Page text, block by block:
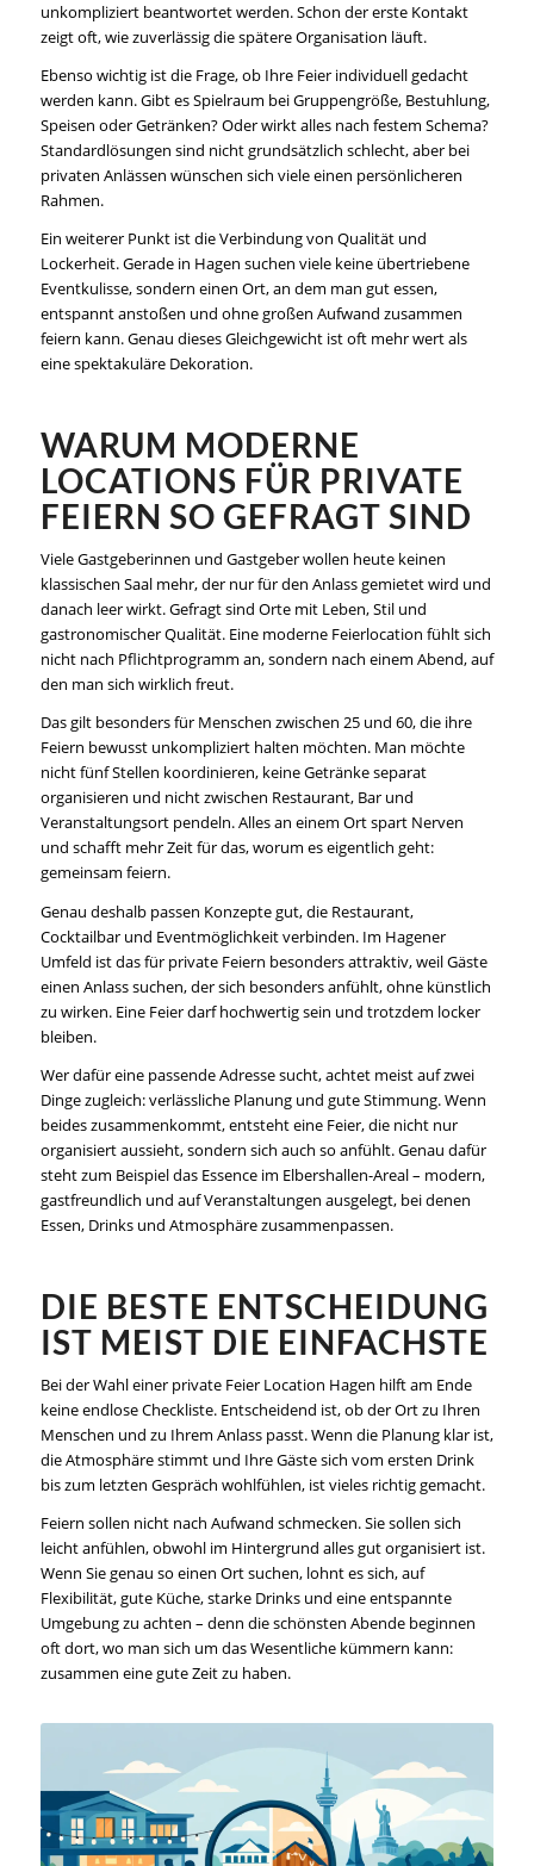
unkompliziert beantwortet werden. Schon der erste Kontakt
zeigt oft, wie zuverlässig die spätere Organisation läuft.
Ebenso wichtig ist die Frage, ob Ihre Feier individuell gedacht
werden kann. Gibt es Spielraum bei Gruppengröße, Bestuhlung,
Speisen oder Getränken? Oder wirkt alles nach festem Schema?
Standardlösungen sind nicht grundsätzlich schlecht, aber bei
privaten Anlässen wünschen sich viele einen persönlicheren
Rahmen.
Ein weiterer Punkt ist die Verbindung von Qualität und
Lockerheit. Gerade in Hagen suchen viele keine übertriebene
Eventkulisse, sondern einen Ort, an dem man gut essen,
entspannt anstoßen und ohne großen Aufwand zusammen
feiern kann. Genau dieses Gleichgewicht ist oft mehr wert als
eine spektakuläre Dekoration.
WARUM MODERNE
LOCATIONS FÜR PRIVATE
FEIERN SO GEFRAGT SIND
Viele Gastgeberinnen und Gastgeber wollen heute keinen
klassischen Saal mehr, der nur für den Anlass gemietet wird und
danach leer wirkt. Gefragt sind Orte mit Leben, Stil und
gastronomischer Qualität. Eine moderne Feierlocation fühlt sich
nicht nach Pflichtprogramm an, sondern nach einem Abend, auf
den man sich wirklich freut.
Das gilt besonders für Menschen zwischen 25 und 60, die ihre
Feiern bewusst unkompliziert halten möchten. Man möchte
nicht fünf Stellen koordinieren, keine Getränke separat
organisieren und nicht zwischen Restaurant, Bar und
Veranstaltungsort pendeln. Alles an einem Ort spart Nerven
und schafft mehr Zeit für das, worum es eigentlich geht:
gemeinsam feiern.
Genau deshalb passen Konzepte gut, die Restaurant,
Cocktailbar und Eventmöglichkeit verbinden. Im Hagener
Umfeld ist das für private Feiern besonders attraktiv, weil Gäste
einen Anlass suchen, der sich besonders anfühlt, ohne künstlich
zu wirken. Eine Feier darf hochwertig sein und trotzdem locker
bleiben.
Wer dafür eine passende Adresse sucht, achtet meist auf zwei
Dinge zugleich: verlässliche Planung und gute Stimmung. Wenn
beides zusammenkommt, entsteht eine Feier, die nicht nur
organisiert aussieht, sondern sich auch so anfühlt. Genau dafür
steht zum Beispiel das Essence im Elbershallen-Areal – modern,
gastfreundlich und auf Veranstaltungen ausgelegt, bei denen
Essen, Drinks und Atmosphäre zusammenpassen.
DIE BESTE ENTSCHEIDUNG
IST MEIST DIE EINFACHSTE
Bei der Wahl einer private Feier Location Hagen hilft am Ende
keine endlose Checkliste. Entscheidend ist, ob der Ort zu Ihren
Menschen und zu Ihrem Anlass passt. Wenn die Planung klar ist,
die Atmosphäre stimmt und Ihre Gäste sich vom ersten Drink
bis zum letzten Gespräch wohlfühlen, ist vieles richtig gemacht.
Feiern sollen nicht nach Aufwand schmecken. Sie sollen sich
leicht anfühlen, obwohl im Hintergrund alles gut organisiert ist.
Wenn Sie genau so einen Ort suchen, lohnt es sich, auf
Flexibilität, gute Küche, starke Drinks und eine entspannte
Umgebung zu achten – denn die schönsten Abende beginnen
oft dort, wo man sich um das Wesentliche kümmern kann:
zusammen eine gute Zeit zu haben.